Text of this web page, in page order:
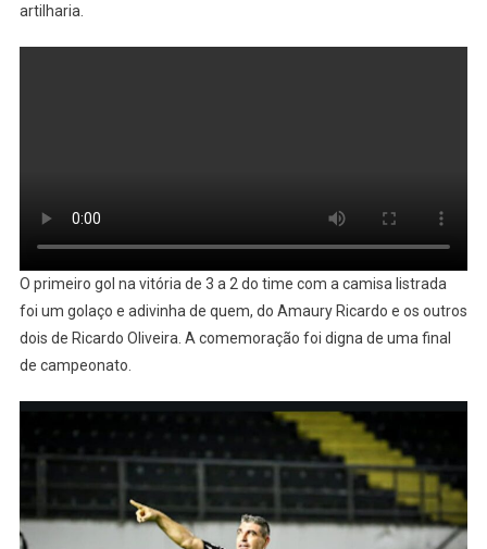
artilharia.
O primeiro gol na vitória de 3 a 2 do time com a camisa listrada
foi um golaço e adivinha de quem, do Amaury Ricardo e os outros
dois de Ricardo Oliveira. A comemoração foi digna de uma final
de campeonato.